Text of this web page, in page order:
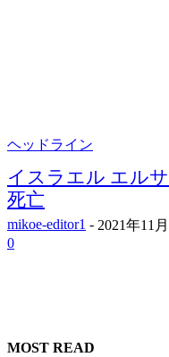
ヘッドライン
イスラエル エル
死亡
mikoe-editor1 - 2021年11
0
MOST READ